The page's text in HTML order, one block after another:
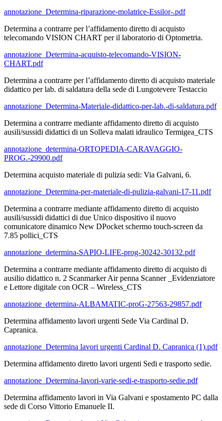
annotazione_Determina-riparazione-molatrice-Essilor-.pdf
Determina a contrarre per l’affidamento diretto di acquisto
telecomando VISION CHART per il laboratorio di Optometria.
annotazione_Determina-acquisto-telecomando-VISION-
CHART.pdf
Determina a contrarre per l’affidamento diretto di acquisto materiale
didattico per lab. di saldatura della sede di Lungotevere Testaccio
annotazione_Determina-Materiale-didattico-per-lab.-di-saldatura.pdf
Determina a contrarre mediante affidamento diretto di acquisto
ausili/sussidi didattici di un Solleva malati idraulico Termigea_CTS
annotazione_determina-ORTOPEDIA-CARAVAGGIO-
PROG.-29900.pdf
Determina acquisto materiale di pulizia sedi: Via Galvani, 6.
annotazione_Determina-per-materiale-di-pulizia-galvani-17-11.pdf
Determina a contrarre mediante affidamento diretto di acquisto
ausili/sussidi didattici di due Unico dispositivo il nuovo
comunicatore dinamico New DPocket schermo touch-screen da
7.85 pollici_CTS
annotazione_determina-SAPIO-LIFE-prog-30242-30132.pdf
Determina a contrarre mediante affidamento diretto di acquisto di
ausilio didattico n. 2 Scanmarker Air penna Scanner _Evidenziatore
e Lettore digitale con OCR – Wireless_CTS
annotazione_determina-ALBAMATIC-proG-27563-29857.pdf
Determina affidamento lavori urgenti Sede Via Cardinal D.
Capranica.
annotazione_Determina lavori urgenti Cardinal D. Capranica (1).pdf
Determina affidamento diretto lavori urgenti Sedi e trasporto sedie.
annotazione_Determina-lavori-varie-sedi-e-trasporto-sedie.pdf
Determina affidamento lavori in Via Galvani e spostamento PC dalla
sede di Corso Vittorio Emanuele II.